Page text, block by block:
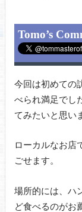
Tomo’s
今回は初めての
べられ満足でし
てみたいと思い
ローカルなお店
ごせます。
場所的には、ハ
ど食べるのがお